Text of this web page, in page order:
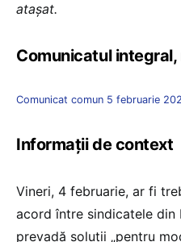
atașat.
Comunicatul integral,
Comunicat comun 5 februarie
Informații de context
Vineri, 4 februarie, ar fi
acord între sindicatele din
prevadă soluții „pentru